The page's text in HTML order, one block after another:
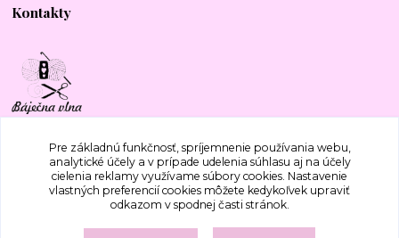
Kontakty
+421 917 577 388
bajecnavlna@gmail.com
Pre základnú funkčnosť, spríjemnenie používania webu,
analytické účely a v prípade udelenia súhlasu aj na účely
cielenia reklamy využívame súbory cookies. Nastavenie
vlastných preferencií cookies môžete kedykoľvek upraviť
odkazom v spodnej časti stránok.